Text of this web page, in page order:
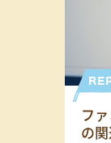
フ
の